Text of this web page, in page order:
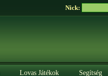
Nick:
Lovas Játékok Segítség